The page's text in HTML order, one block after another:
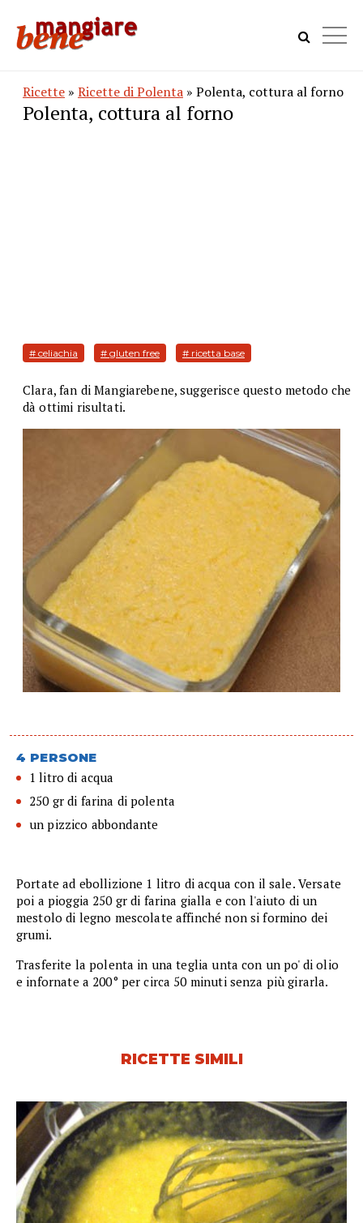
Ricette » Ricette di Polenta » Polenta, cottura al forno
Polenta, cottura al forno
# celiachia # gluten free # ricetta base
Clara, fan di Mangiarebene, suggerisce questo metodo che
dà ottimi risultati.
4 PERSONE
1 litro di acqua
250 gr di farina di polenta
un pizzico abbondante
Portate ad ebollizione 1 litro di acqua con il sale. Versate
poi a pioggia 250 gr di farina gialla e con l'aiuto di un
mestolo di legno mescolate affinché non si formino dei
grumi.
Trasferite la polenta in una teglia unta con un po' di olio
e infornate a 200° per circa 50 minuti senza più girarla.
RICETTE SIMILI